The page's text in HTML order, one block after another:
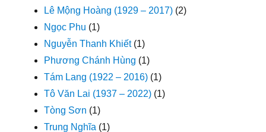
Lê Mộng Hoàng (1929 – 2017) (2)
Ngọc Phu (1)
Nguyễn Thanh Khiết(1)
Phương Chánh Hùng (1)
Tám Lang (1922 – 2016) (1)
Tô Văn Lai (1937 – 2022) (1)
Tòng Sơn (1)
Trung Nghĩa (1)